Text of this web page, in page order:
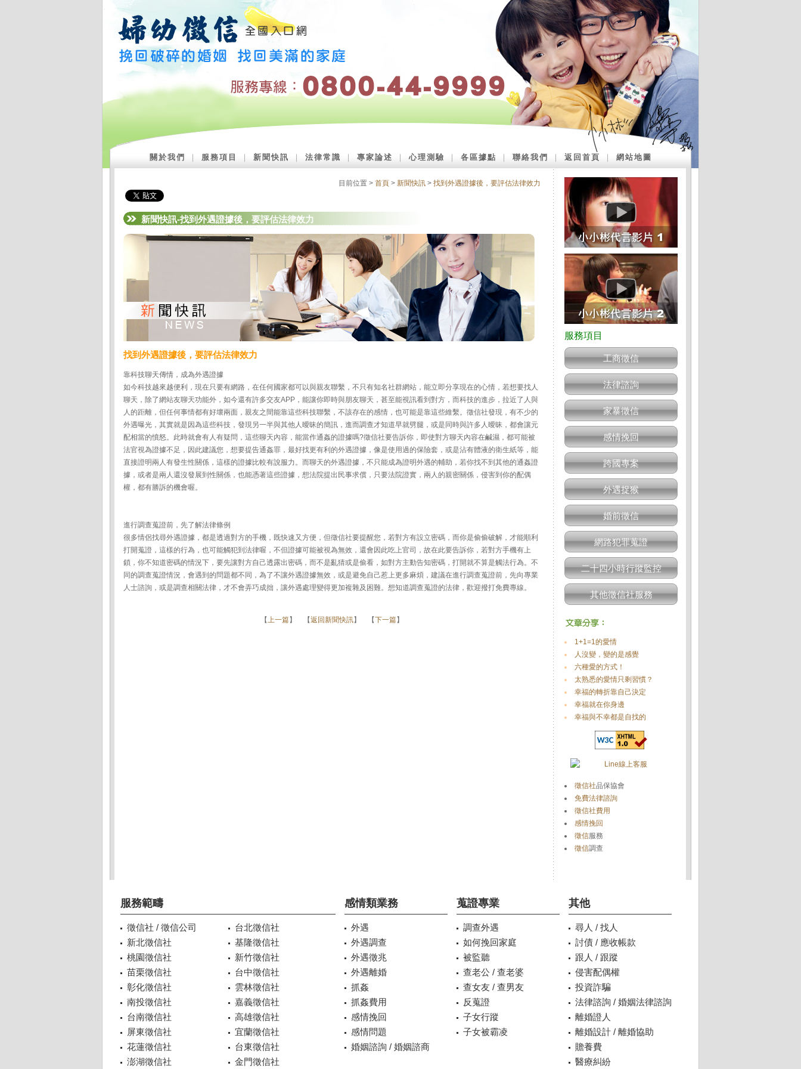
關於我們 服務項目 新聞快訊 法律常識 專家論述 ｜心理測驗 各區據點 聯絡我們 返回首頁 網站地圖
目前位置 > 首頁 > 新聞快訊 > 找到外遇證據後，要評估法律效力
新聞快訊-找到外遇證據後，要評估法律效力
找到外遇證據後，要評估法律效力
靠科技聊天傳情，成為外遇證據
如今科技越來越便利，現在只要有網路，在任何國家都可以與親友聯繫，不只有知名社群網站，能立即分享現在的心情，若想要找人
聊天，除了網站友聊天功能外，如今還有許多交友APP，能讓你即時與朋友聊天，甚至能視訊看到對方，而科技的進步，拉近了人與
人的距離，但任何事情都有好壞兩面，親友之間能靠這些科技聯繫，不該存在的感情，也可能是靠這些維繫。徵信社發現，有不少的
外遇曝光，其實就是因為這些科技，發現另一半與其他人曖昧的簡訊，進而調查才知道早就劈腿，或是同時與許多人曖昧，都會讓元
配相當的憤怒。此時就會有人有疑問，這些聊天內容，能當作通姦的證據嗎?徵信社要告訴你，即使對方聊天內容在鹹濕，都可能被
法官視為證據不足，因此建議您，想要提告通姦罪，最好找更有利的外遇證據，像是使用過的保險套，或是沾有體液的衛生紙等，能
直接證明兩人有發生性關係，這樣的證據比較有說服力。而聊天的外遇證據，不只能成為證明外遇的輔助，若你找不到其他的通姦證
據，或者是兩人還沒發展到性關係，也能憑著這些證據，想法院提出民事求償，只要法院證實，兩人的親密關係，侵害到你的配偶
權，都有勝訴的機會喔。
進行調查蒐證前，先了解法律條例
很多情侶找尋外遇證據，都是透過對方的手機，既快速又方便，但徵信社要提醒您，若對方有設立密碼，而你是偷偷破解，才能順利
打開蒐證，這樣的行為，也可能觸犯到法律喔，不但證據可能被視為無效，還會因此吃上官司，故在此要告訴你，若對方手機有上
鎖，你不知道密碼的情況下，要先讓對方自己透露出密碼，而不是亂猜或是偷看，如對方主動告知密碼，打開就不算是觸法行為。不
同的調查蒐證情況，會遇到的問題都不同，為了不讓外遇證據無效，或是避免自己惹上更多麻煩，建議在進行調查蒐證前，先向專業
人士諮詢，或是調查相關法律，才不會弄巧成拙，讓外遇處理變得更加複雜及困難。想知道調查蒐證的法律，歡迎撥打免費專線。
【上一篇】 【返回新聞快訊】 【下一篇】
工商徵信
法律諮詢
家暴徵信
感情挽回
跨國專案
外遇捉猴
婚前徵信
網路犯罪蒐證
二十四小時行蹤監控
其他徵信社服務
1+1=1的愛情
人沒變，變的是感覺
六種愛的方式！
太熟悉的愛情只剩習慣？
幸福的轉折靠自己決定
幸福就在你身邊
幸福與不幸都是自找的
徵信社品保協會
免費法律諮詢
徵信社費用
感情挽回
徵信服務
徵信調查
服務範疇
徵信社 / 徵信公司
台北徵信社
新北徵信社
基隆徵信社
桃園徵信社
新竹徵信社
苗栗徵信社
台中徵信社
彰化徵信社
雲林徵信社
南投徵信社
嘉義徵信社
台南徵信社
高雄徵信社
屏東徵信社
宜蘭徵信社
花蓮徵信社
台東徵信社
澎湖徵信社
金門徵信社
感情類業務
外遇
外遇調查
外遇徵兆
外遇離婚
抓姦
抓姦費用
感情挽回
感情問題
婚姻諮詢 / 婚姻諮商
蒐證專業
調查外遇
如何挽回家庭
被監聽
查老公 / 查老婆
查女友 / 查男友
反蒐證
子女行蹤
子女被霸凌
其他
尋人 / 找人
討債 / 應收帳款
跟人 / 跟蹤
侵害配偶權
投資詐騙
法律諮詢 / 婚姻法律諮詢
離婚證人
離婚設計 / 離婚協助
贍養費
醫療糾紛